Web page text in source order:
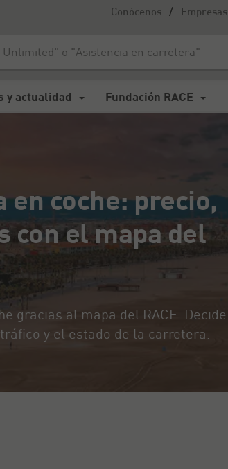
Conócenos / Empresas
y actualidad Fundación RACE
duración y mejores rutas con el mapa del RACE
en coche: precio,
con el mapa del
gracias al mapa del RACE. Decide
y el estado de la carretera.